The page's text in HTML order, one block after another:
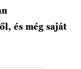
és még saját